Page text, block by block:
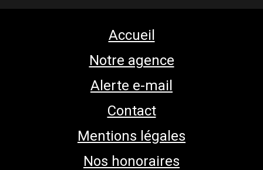
Accueil
Notre agence
Alerte e-mail
Contact
Mentions légales
Nos honoraires